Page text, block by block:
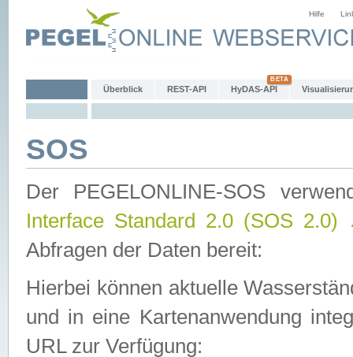
Hilfe
Überblick REST-API HyDAS-API
SOS
Der PEGELONLINE-SOS
Interface Standard 2.0 (SOS 2.0)
Abfragen der Daten bereit:
Hierbei können aktuelle
und in eine Kartenanwendung
URL zur Verfügung: